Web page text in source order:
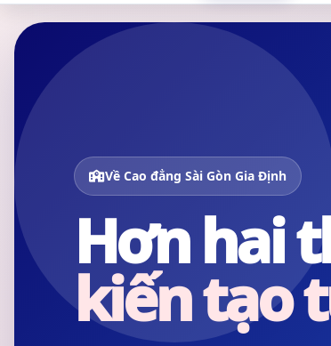
Về Cao đẳng Sài Gòn Gia Định
Hơn hai
kiến tạo